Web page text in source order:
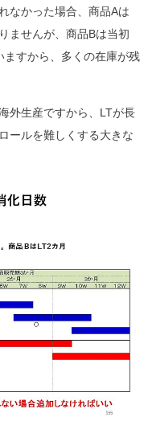
なかった場合、商品Aは
ませんが、商品Bは当初
すから、多くの在庫が残
外生産ですから、LTが長
ールを難しくする大きな